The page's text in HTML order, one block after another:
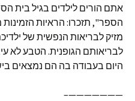
אתם הורים לילדים בגיל בית
הספר", תזכרו: הראיות
מזיק לבריאות הנפשית של
לבריאותם הגופנית. הטבע לא
היום בעבודה בה הם נמצאים
———————–